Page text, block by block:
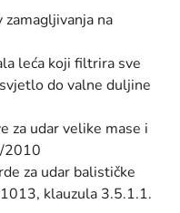
na
leća koji filtrira sve
do valne duljine
za udar velike mase i
2010
za udar balističke
klauzula 3.5.1.1.